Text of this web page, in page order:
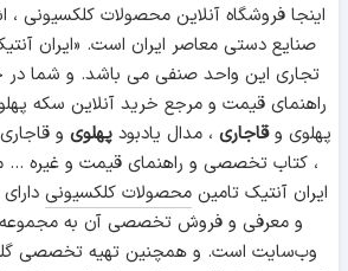
اینجا فروشگاه آنلاین محصولات کلکسیونی ،
صنایع دستی معاصر ایران است. «ایران
تجاری این واحد صنفی می باشد. و شما
راهنمای قیمت و مرجع خرید آنلاین سکه
پهلوی وقاجاری ، مدال یادبودپهلوی و
، کتاب تخصصی و راهنمای قیمت و غیره ...
ایران آنتیک تامین محصولات کلکسیونی
و معرفی و فروش تخصصی آن به مجموعه
وب‌سایت است. و همچنین تهیه تخصصی